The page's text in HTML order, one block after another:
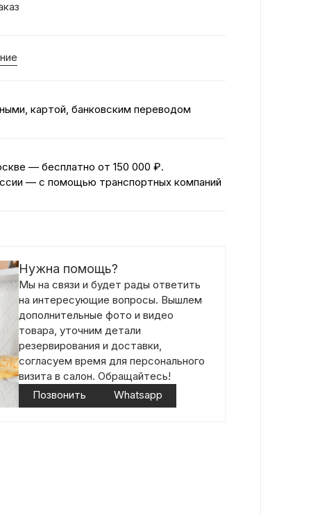
картой, банковским переводом
— бесплатно от 150 000 ₽.
— с помощью транспортных компаний
Нужна помощь?
Мы на связи и будет рады ответить
на интересующие вопросы. Вышлем
дополнительные фото и видео
товара, уточним детали
резервирования и доставки,
согласуем время для персонального
визита в салон. Обращайтесь!
Позвонить
Whatsapp